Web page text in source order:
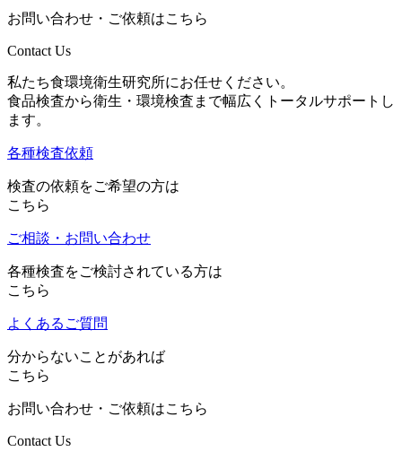
お問い合わせ・ご依頼はこちら
Contact Us
私たち食環境衛生研究所にお任せください。
食品検査から衛生・環境検査まで幅広くトータルサポートし
ます。
各種検査依頼
検査の依頼をご希望の方は
こちら
ご相談・お問い合わせ
各種検査をご検討されている方は
こちら
よくあるご質問
分からないことがあれば
こちら
お問い合わせ・ご依頼はこちら
Contact Us